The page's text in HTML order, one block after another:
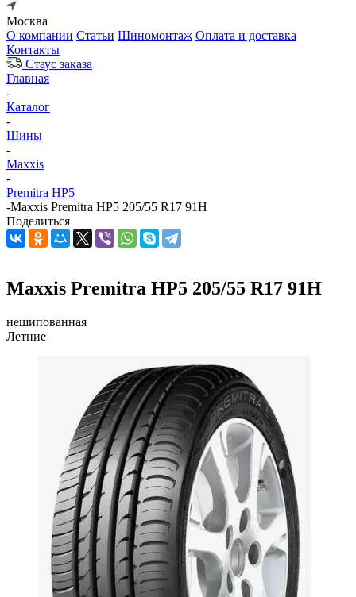
Москва
О компании Статьи Шиномонтаж Оплата и доставка
Контакты
Стаус заказа
Главная
-
Каталог
-
Шины
-
Maxxis
-
Premitra HP5
-Maxxis Premitra HP5 205/55 R17 91H
Поделиться
Maxxis Premitra HP5 205/55 R17 91H
нешипованная
Летние